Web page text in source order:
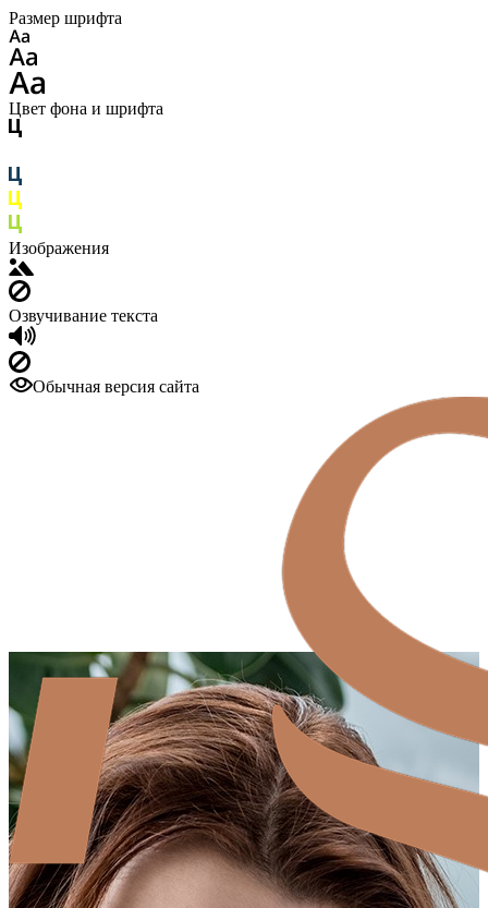
Размер шрифта
Цвет фона и шрифта
Изображения
Озвучивание текста
Обычная версия сайта